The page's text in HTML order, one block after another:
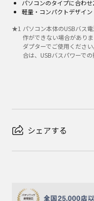
パソコンのタイプに合わ
軽量・コンパクトデザイン
★1 パソコン本体のUSBバス
作ができない場合があり
ダプターでご使用くださ
合は、USBバスパワーで
シェアする